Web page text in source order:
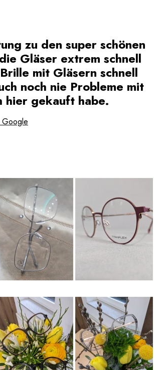
zu den super schönen
Gläser extrem schnell
mit Gläsern schnell
noch nie Probleme mit
hier gekauft habe.
Google